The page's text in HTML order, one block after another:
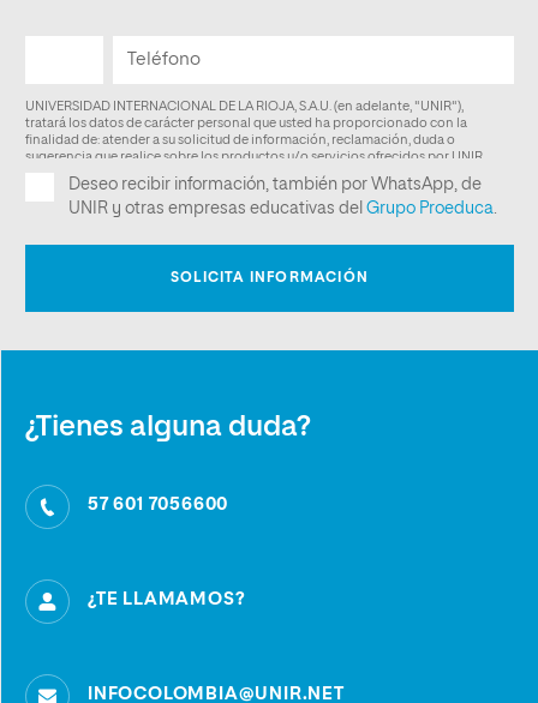
¿Tienes alguna duda?
57 601 7056600
¿TE LLAMAMOS?
INFOCOLOMBIA@UNIR.NET